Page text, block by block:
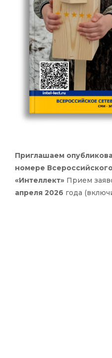
Приглашаем
номере
«Интеллект» Прием
апреля 2026 года